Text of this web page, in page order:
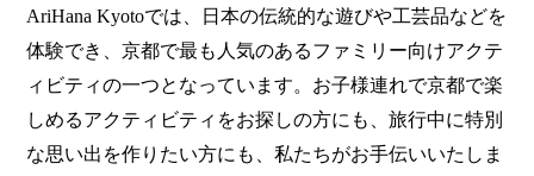
AriHana Kyotoでは、日本の伝統的な遊びや工芸品などを
体験でき、京都で最も人気のあるファミリー向けアクテ
ィビティの一つとなっています。お子様連れで京都で楽
しめるアクティビティをお探しの方にも、旅行中に特別
な思い出を作りたい方にも、私たちがお手伝いいたしま